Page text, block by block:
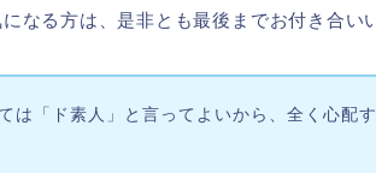
なる方は、是非とも最後までお付き合い
は「ド素人」と言ってよいから、全く心配す